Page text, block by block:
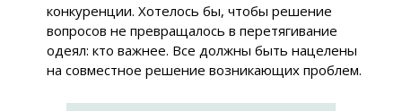
конкуренции. Хотелось бы, чтобы решение
вопросов не превращалось в перетягивание
одеял: кто важнее. Все должны быть нацелены
на совместное решение возникающих проблем.